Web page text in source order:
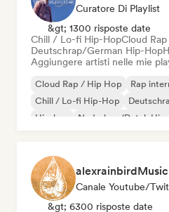
Curatore Di Playlist
&gt; 1300 risposte date
Chill / Lo-fi Hip-HopCloud
Deutschrap/German Hip-Hop
Aggiungere artisti nelle mie
Cloud Rap / Hip Hop
Rap
Chill / Lo-fi Hip-Hop
Hip-hop
Nederhop/Dutch Hip-
alexrainbirdMusic
&gt; 6300 risposte date